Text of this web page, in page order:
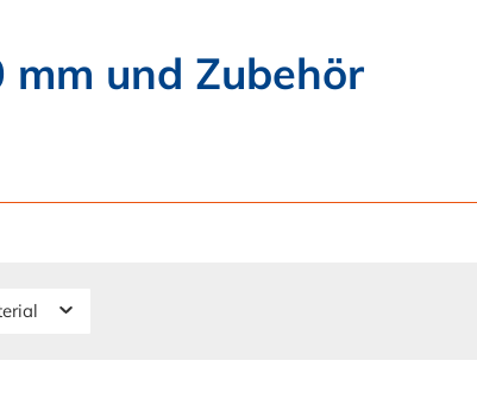
und Zubehör